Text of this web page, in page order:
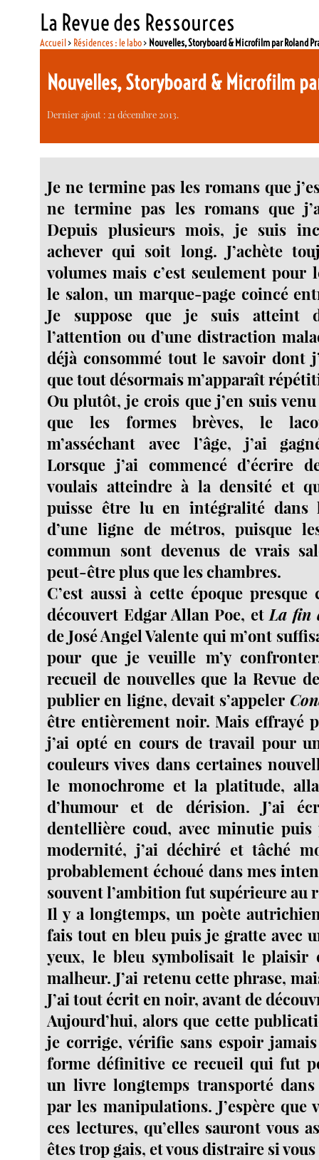
La Revue des Ressources
Accueil> Résidences : le labo> Nouvelles, Storyboard & Microfilm par Roland
Nouvelles, Storyboard & Microfilm
Dernier ajout : 21 décembre 2013.
Je ne termine pas les romans que
ne termine pas les romans que
Depuis plusieurs mois, je suis
achever qui soit long. J’achète
volumes mais c’est seulement pour
le salon, un marque-page coincé
Je suppose que je suis atteint
l’attention ou d’une distraction
déjà consommé tout le savoir dont
que tout désormais m’apparaît
Ou plutôt, je crois que j’en suis
que les formes brèves, le
m’asséchant avec l’âge, j’ai
Lorsque j’ai commencé d’écrire
voulais atteindre à la densité et
puisse être lu en intégralité dans
d’une ligne de métros, puisque
commun sont devenus de vrais
peut-être plus que les chambres.
C’est aussi à cette époque
découvert Edgar Allan Poe, et La fin
de José Angel Valente qui m’ont
pour que je veuille m’y
recueil de nouvelles que la Revue
publier en ligne, devait s’appeler
être entièrement noir. Mais effrayé
j’ai opté en cours de travail pour
couleurs vives dans certaines
le monochrome et la platitude,
d’humour et de dérision. J’ai
dentellière coud, avec minutie puis
modernité, j’ai déchiré et tâché
probablement échoué dans mes
souvent l’ambition fut supérieure au
Il y a longtemps, un poète
fais tout en bleu puis je gratte avec
yeux, le bleu symbolisait le plaisir
malheur. J’ai retenu cette phrase,
J’ai tout écrit en noir, avant de
Aujourd’hui, alors que cette
je corrige, vérifie sans espoir
forme définitive ce recueil qui fut
un livre longtemps transporté dans
par les manipulations. J’espère que
ces lectures, qu’elles sauront vous
êtes trop gais, et vous distraire si